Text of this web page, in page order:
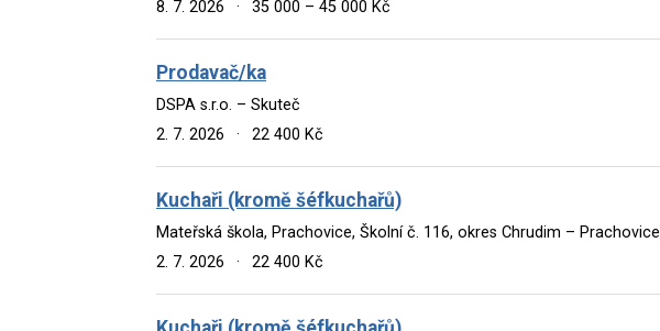
8. 7. 2026
· 35 000 – 45 000 Kč
Prodavač/ka
DSPA s.r.o. – Skuteč
2. 7. 2026
· 22 400 Kč
Kuchaři (kromě šéfkuchařů)
Mateřská škola, Prachovice, Školní č. 116, okres Chrudim – Prachovice
2. 7. 2026
· 22 400 Kč